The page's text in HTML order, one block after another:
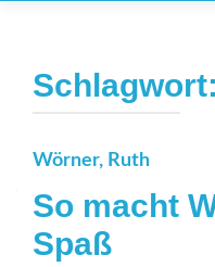
Schlagwort:
Wörner, Ruth
So macht
Spaß